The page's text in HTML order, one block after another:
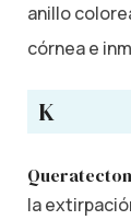
anillo
córnea e
K
la